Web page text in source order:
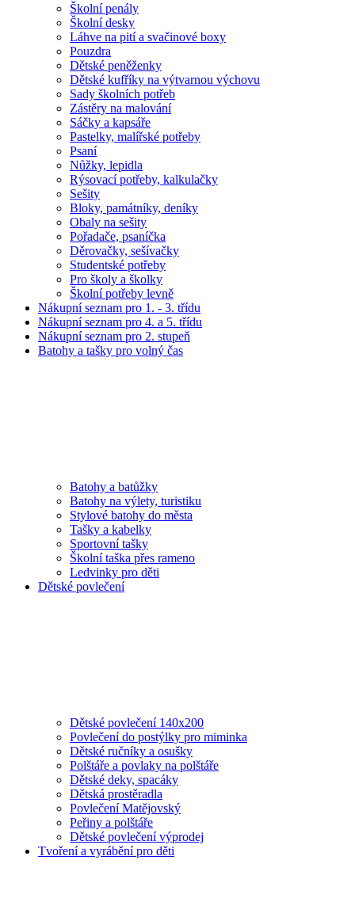
Školní penály
Školní desky
Láhve na pití a svačinové boxy
Pouzdra
Dětské peněženky
Dětské kufříky na výtvarnou výchovu
Sady školních potřeb
Zástěry na malování
Sáčky a kapsáře
Pastelky, malířské potřeby
Psaní
Nůžky, lepidla
Rýsovací potřeby, kalkulačky
Sešity
Bloky, památníky, deníky
Obaly na sešity
Pořadače, psaníčka
Děrovačky, sešívačky
Studentské potřeby
Pro školy a školky
Školní potřeby levně
Nákupní seznam pro 1. - 3. třídu
Nákupní seznam pro 4. a 5. třídu
Nákupní seznam pro 2. stupeň
Batohy a tašky pro volný čas
Batohy a batůžky
Batohy na výlety, turistiku
Stylové batohy do města
Tašky a kabelky
Sportovní tašky
Školní taška přes rameno
Ledvinky pro děti
Dětské povlečení
Dětské povlečení 140x200
Povlečení do postýlky pro miminka
Dětské ručníky a osušky
Polštáře a povlaky na polštáře
Dětské deky, spacáky
Dětská prostěradla
Povlečení Matějovský
Peřiny a polštáře
Dětské povlečení výprodej
Tvoření a vyrábění pro děti